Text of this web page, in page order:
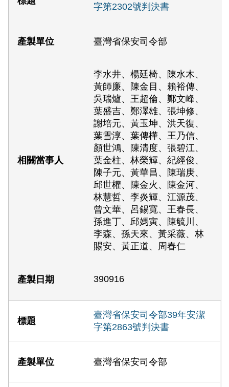
字第2302號判決書
臺灣省保安司令部
李水井、楊廷椅、陳水木、
黃師廉、陳金目、賴裕傳、
吳瑞爐、王超倫、鄭文峰、
葉盛吉、鄭澤雄、張坤修、
謝培元、黃玉坤、洪天復、
葉雪淳、葉傳樺、王乃信、
顏世鴻、陳清度、張碧江、
葉金柱、林榮輝、紀經俊、
陳子元、黃華昌、陳瑞庚、
邱世權、陳金火、陳金河、
林慧哲、李炎輝、江源茂、
曾文華、呂錫寬、王春長、
孫進丁、邱媽寅、陳毓川、
李森、孫天來、黃采薇、林
賜安、黃正道、周春仁
390916
臺灣省保安司令部39年安潔
字第2863號判決書
臺灣省保安司令部